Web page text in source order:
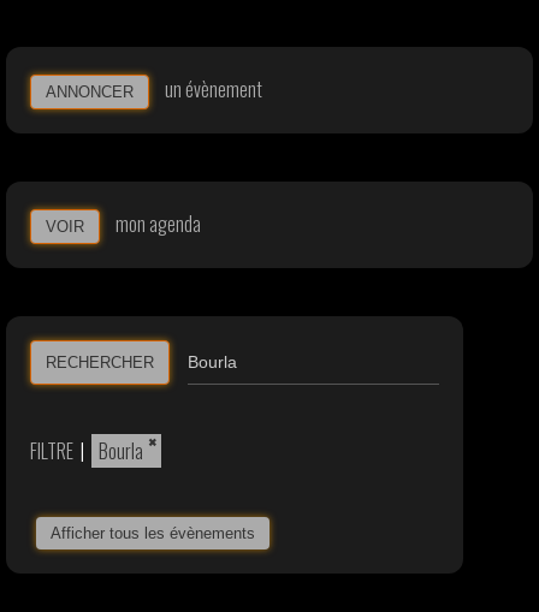
ANNONCER un évènement
VOIR mon agenda
RECHERCHER
FILTRE | ×
Bourla
Afficher tous les évènements